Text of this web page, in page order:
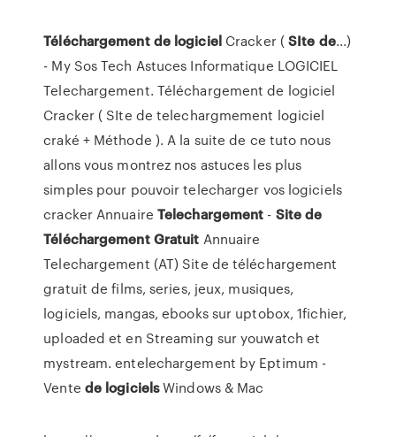
Téléchargement de logicielCracker (SIte de...)
- My Sos Tech Astuces Informatique LOGICIEL
Telechargement. Téléchargement de logiciel
Cracker ( SIte de telechargmement logiciel
craké + Méthode ). A la suite de ce tuto nous
allons vous montrez nos astuces les plus
simples pour pouvoir telecharger vos logiciels
cracker Annuaire Telechargement - Site de
Téléchargement Gratuit Annuaire
Telechargement (AT) Site de téléchargement
gratuit de films, series, jeux, musiques,
logiciels, mangas, ebooks sur uptobox, 1fichier,
uploaded et en Streaming sur youwatch et
mystream. entelechargement by Eptimum -
Vente de logicielsWindows & Mac